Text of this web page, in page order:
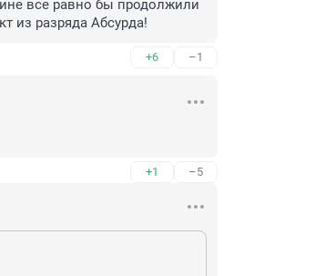
все равно бы продолжили
из разряда Абсурда!
+6 –1
+1 –5